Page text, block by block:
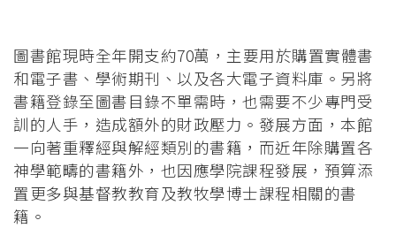
屑
圖書館現時全年開支約70萬，主要用於購置實體書
和電子書、學術期刊、以及各大電子資料庫。另將
書籍登錄至圖書目錄不單需時，也需要不少專門受
訓的人手，造成額外的財政壓力。發展方面，本館
一向著重釋經與解經類別的書籍，而近年除購置各
神學範疇的書籍外，也因應學院課程發展，預算添
置更多與基督教教育及教牧學博士課程相關的書
籍。